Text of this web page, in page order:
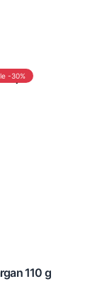
-30%
110 g